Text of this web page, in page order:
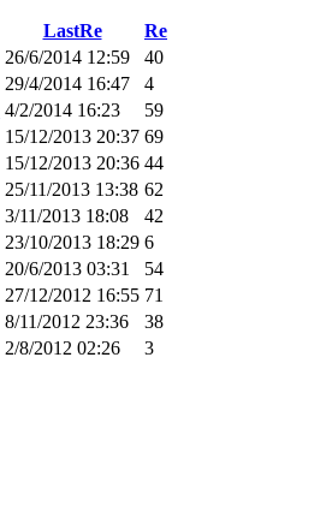
LastRe Re
26/6/2014 12:59
40
29/4/2014 16:47
4
4/2/2014 16:23
59
15/12/2013 20:37 69
15/12/2013 20:36 44
25/11/2013 13:38 62
3/11/2013 18:08
42
23/10/2013 18:29 6
20/6/2013 03:31
54
27/12/2012 16:55 71
8/11/2012 23:36
38
2/8/2012 02:26 3